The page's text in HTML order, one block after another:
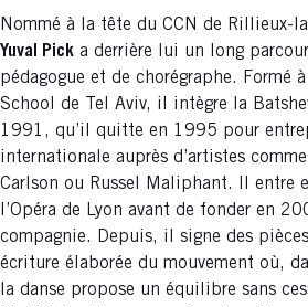
Nommé à la tête du CCN de Rillieux-
Yuval Pick a derrière lui un long
pédagogue et de chorégraphe. Formé
School de Tel Aviv, il intègre la
1991, qu’il quitte en 1995 pour
internationale auprès d’artistes
Carlson ou Russel Maliphant. Il entre
l’Opéra de Lyon avant de fonder en
compagnie. Depuis, il signe des
écriture élaborée du mouvement où,
la danse propose un équilibre sans